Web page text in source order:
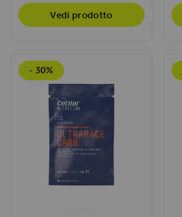
Vedi prodotto
- 30%